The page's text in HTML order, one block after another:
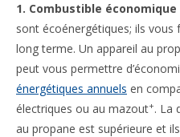
1. Combustible économique
sont écoénergétiques; ils vous
long terme. Un appareil au
peut vous permettre
énergétiques annuels en
électriques ou au mazout+. La
au propane est supérieure et